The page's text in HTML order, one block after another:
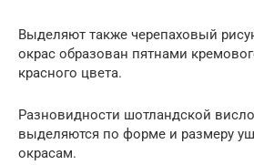
Выделяют также черепаховый
окрас образован пятнами
красного цвета.
Разновидности шотландской
выделяются по форме и размеру
окрасам.